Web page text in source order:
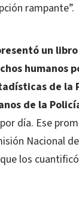
rampante”.
un
humanos
de la
de la
día. Ese
Nacional
los